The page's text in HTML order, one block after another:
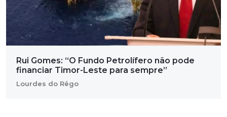
Rui Gomes: “O Fundo Petrolífero não pode
financiar Timor-Leste para sempre”
Lourdes do Rêgo